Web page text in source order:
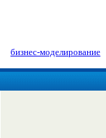
бизнес-моделирование